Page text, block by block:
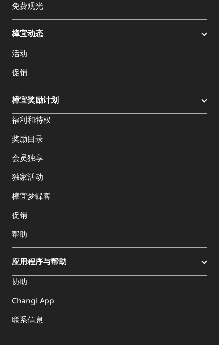
免费观光
樟宜动态
活动
促销
樟宜奖励计划
福利和特权
奖励目录
会员独享
独家活动
樟宜梦蝶客
促销
帮助
应用程序与帮助
协助
Changi App
联系信息